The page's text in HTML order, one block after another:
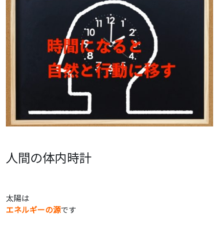
人間の体内時計
太陽は
エネルギーの源です